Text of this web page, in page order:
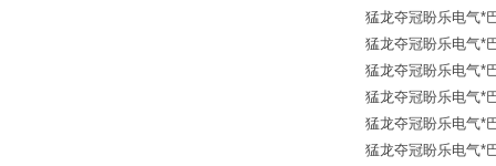
猛龙夺冠盼乐电气*
猛龙夺冠盼乐电气*
猛龙夺冠盼乐电气*
猛龙夺冠盼乐电气*
猛龙夺冠盼乐电气*
猛龙夺冠盼乐电气*